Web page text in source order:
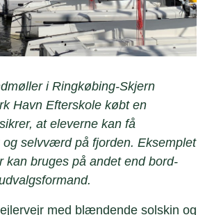
i Ringkøbing-Skjern
Havn Efterskole købt en
at eleverne kan få
selvværd på fjorden. Eksemplet
kan bruges på andet end bord-
med blændende solskin og